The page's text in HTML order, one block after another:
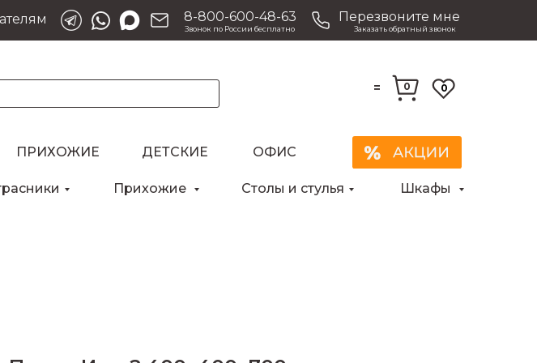
8-800-600-48-63
Звонок по России бесплатно
Перезвоните мне
Заказать обратный звонок
0
= 0
ДЕТСКИЕ
ПРИХОЖИЕ ОФИС
Прихожие Столы и стулья Шкафы